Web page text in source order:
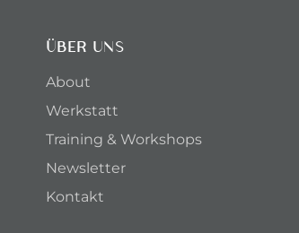
ÜBER UNS
About
Werkstatt
Training & Workshops
Newsletter
Kontakt